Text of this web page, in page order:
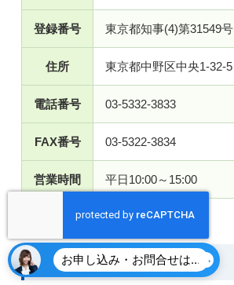
登録番号 東京都知事(4)第31549号
住所 東京都中野区中央1-
電話番号 03-5332-3833
FAX番号 03-5322-3834
営業時間 平日10:00～15:00
Carent お申し込み・お問合せはこちら